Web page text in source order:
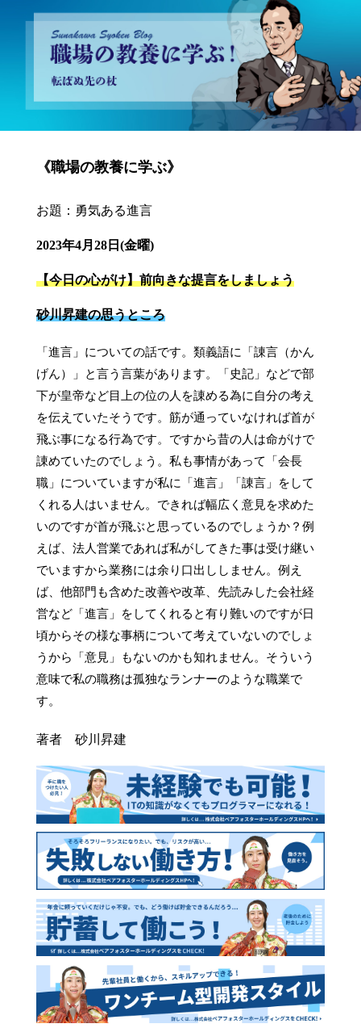
砂川昇建会長ブログ 職場の教養に学ぶ！～転ばぬ先の杖～
《職場の教養に学ぶ》
お題：勇気ある進言
2023年4月28日(金曜)
【今日の心がけ】前向きな提言をしましょう
砂川昇建の思うところ
「進言」についての話です。類義語に「諌言（かん
げん）」と言う言葉があります。「史記」などで部
下が皇帝など目上の位の人を諌める為に自分の考え
を伝えていたそうです。筋が通っていなければ首が
飛ぶ事になる行為です。ですから昔の人は命がけで
諌めていたのでしょう。私も事情があって「会長
職」についていますが私に「進言」「諌言」をして
くれる人はいません。できれば幅広く意見を求めた
いのですが首が飛ぶと思っているのでしょうか？例
えば、法人営業であれば私がしてきた事は受け継い
でいますから業務には余り口出ししません。例え
ば、他部門も含めた改善や改革、先読みした会社経
営など「進言」をしてくれると有り難いのですが日
頃からその様な事柄について考えていないのでしょ
うから「意見」もないのかも知れません。そういう
意味で私の職務は孤独なランナーのような職業で
す。
著者 砂川昇建